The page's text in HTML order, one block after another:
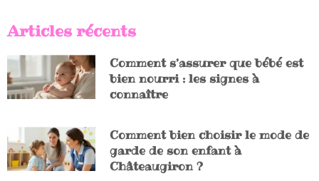
Articles récents
Comment s’assurer que bébé est
bien nourri : les signes à
connaître
Comment bien choisir le mode de
garde de son enfant à
Châteaugiron ?